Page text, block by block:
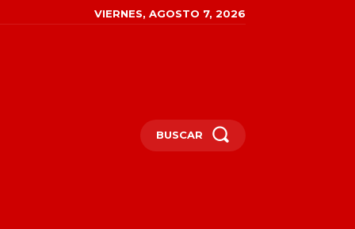
VIERNES, AGOSTO 7, 2026
BUSCAR